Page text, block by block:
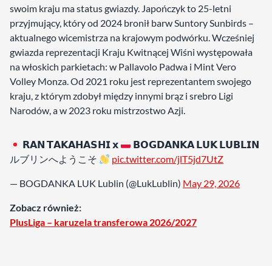
swoim kraju ma status gwiazdy. Japończyk to 25-letni
przyjmujący, który od 2024 bronił barw Suntory Sunbirds –
aktualnego wicemistrza na krajowym podwórku. Wcześniej
gwiazda reprezentacji Kraju Kwitnącej Wiśni występowała
na włoskich parkietach: w Pallavolo Padwa i Mint Vero
Volley Monza. Od 2021 roku jest reprezentantem swojego
kraju, z którym zdobył między innymi brąz i srebro Ligi
Narodów, a w 2023 roku mistrzostwo Azji.
𝗥𝗔𝗡 𝗧𝗔𝗞𝗔𝗛𝗔𝗦𝗛𝗜 𝘅
𝗕𝗢𝗚𝗗𝗔𝗡𝗞𝗔 𝗟𝗨𝗞 𝗟𝗨𝗕𝗟𝗜𝗡
ルブリンへようこそ
pic.twitter.com/jlT5jd7UtZ
— BOGDANKA LUK Lublin (@LukLublin) May 29, 2026
Zobacz również:
PlusLiga – karuzela transferowa 2026/2027